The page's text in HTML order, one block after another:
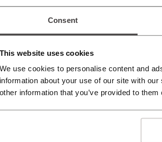
Consent
This website uses cookies
We use cookies to personalise content and
information about your use of our site with
other information that you’ve provided to
PROMOCIÓN
Libre
y ofertas